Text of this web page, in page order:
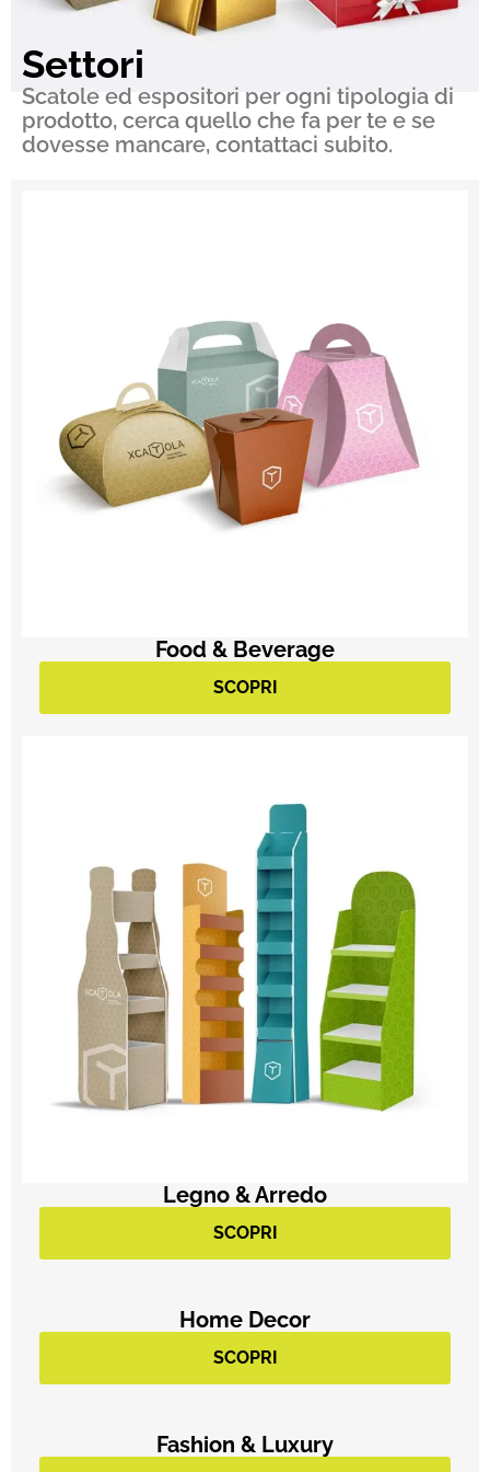
Settori
Scatole ed espositori per ogni tipologia di
prodotto, cerca quello che fa per te e se
dovesse mancare, contattaci subito.
Food & Beverage
SCOPRI
Legno & Arredo
SCOPRI
Home Decor
SCOPRI
Fashion & Luxury